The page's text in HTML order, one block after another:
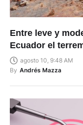
Entre leve y
Ecuador el
agosto 10, 9:48 AM
By Andrés Mazza